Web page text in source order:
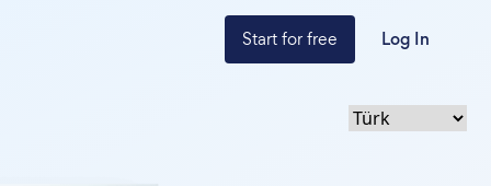
Start for free Log In